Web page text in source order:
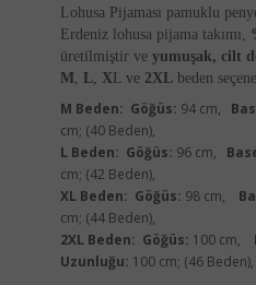
Lohusa Pijaması pamuklu
Erdeniz lohusa pijama takımı,
üretilmiştir ve yumuşak, cilt
M L XL ve 2XL beden
M Beden: Göğüs: 94 cm,
cm; (40 Beden),
L Beden: Göğüs: 96 cm,
cm; (42 Beden),
XL Beden: Göğüs: 98 cm,
cm; (44 Beden),
2XL Beden: Göğüs: 100 cm,
Uzunluğu: 100 cm; (46 Beden),